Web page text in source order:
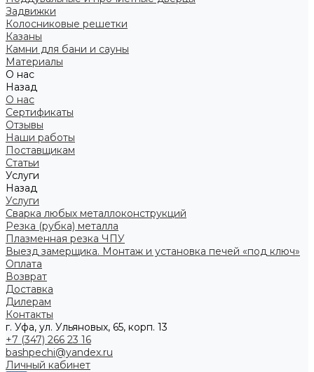
Задвижки
Колосниковые решетки
Казаны
Камни для бани и сауны
Материалы
О нас
Назад
О нас
Сертификаты
Отзывы
Наши работы
Поставщикам
Статьи
Услуги
Назад
Услуги
Сварка любых металлоконструкций
Резка (рубка) металла
Плазменная резка ЧПУ
Выезд замерщика. Монтаж и установка печей «под ключ»
Оплата
Возврат
Доставка
Дилерам
Контакты
г. Уфа, ул. Ульяновых, 65, корп. 13
+7 (347) 266 23 16
bashpechi@yandex.ru
Личный кабинет